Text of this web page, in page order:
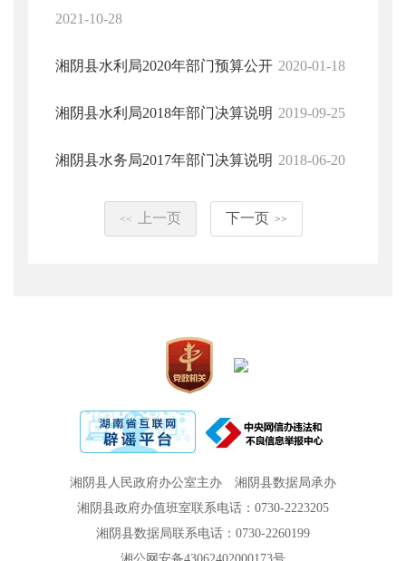
2021-10-28
湘阴县水利局2020年部门预算公开 2020-01-18
湘阴县水利局2018年部门决算说明 2019-09-25
湘阴县水务局2017年部门决算说明 2018-06-20
<< 上一页 下一页 >>
湘阴县人民政府办公室主办
湘阴县数据局承办
湘阴县政府办值班室联系电话：0730-2223205
湘阴县数据局联系电话：0730-2260199